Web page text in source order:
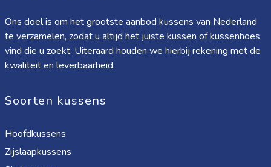
Ons doel is om het grootste aanbod kussens van Nederland
te verzamelen, zodat u altijd het juiste kussen of kussenhoes
vind die u zoekt. Uiteraard houden we hierbij rekening met de
kwaliteit en leverbaarheid.
Soorten kussens
Hoofdkussens
Zijslaapkussens